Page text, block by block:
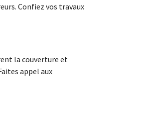
Confiez vos travaux
la couverture et
appel aux